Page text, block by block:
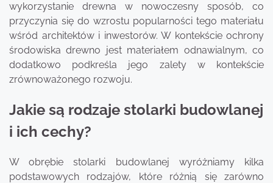
wykorzystanie drewna w nowoczesny sposób, co
przyczynia się do wzrostu popularności tego materiału
wśród architektów i inwestorów. W kontekście ochrony
środowiska drewno jest materiałem odnawialnym, co
dodatkowo podkreśla jego zalety w kontekście
zrównoważonego rozwoju.
Jakie są rodzaje stolarki budowlanej
i ich cechy?
W obrębie stolarki budowlanej wyróżniamy kilka
podstawowych rodzajów, które różnią się zarówno